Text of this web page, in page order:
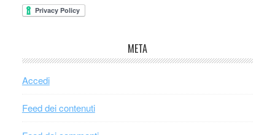
META
Accedi
Feed dei contenuti